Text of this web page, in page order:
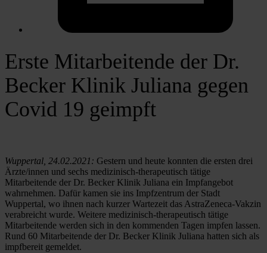
Erste Mitarbeitende der Dr.
Becker Klinik Juliana gegen
Covid 19 geimpft
Wuppertal, 24.02.2021: Gestern und heute konnten die ersten drei
Ärzte/innen und sechs medizinisch-therapeutisch tätige
Mitarbeitende der Dr. Becker Klinik Juliana ein Impfangebot
wahrnehmen. Dafür kamen sie ins Impfzentrum der Stadt
Wuppertal, wo ihnen nach kurzer Wartezeit das AstraZeneca-Vakzin
verabreicht wurde. Weitere medizinisch-therapeutisch tätige
Mitarbeitende werden sich in den kommenden Tagen impfen lassen.
Rund 60 Mitarbeitende der Dr. Becker Klinik Juliana hatten sich als
impfbereit gemeldet.